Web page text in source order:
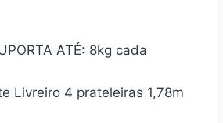
ATÉ: 8kg cada
Livreiro 4 prateleiras 1,78m